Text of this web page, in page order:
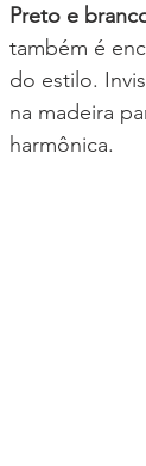
Preto e
também é
do estilo.
na madeira
harmônica.